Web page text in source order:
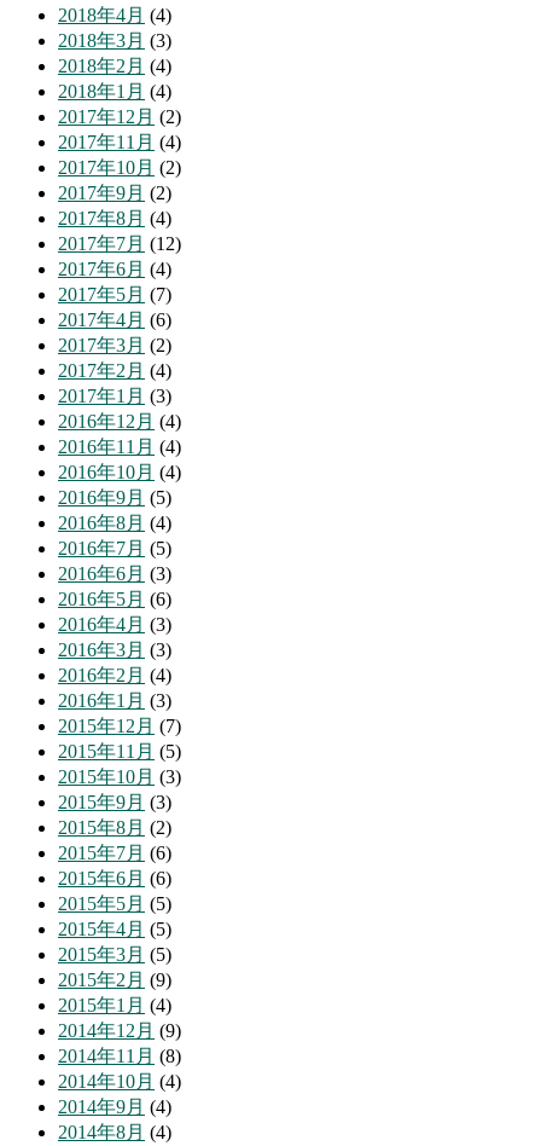
2018年4月 (4)
2018年3月 (3)
2018年2月 (4)
2018年1月 (4)
2017年12月 (2)
2017年11月 (4)
2017年10月 (2)
2017年9月 (2)
2017年8月 (4)
2017年7月 (12)
2017年6月 (4)
2017年5月 (7)
2017年4月 (6)
2017年3月 (2)
2017年2月 (4)
2017年1月 (3)
2016年12月 (4)
2016年11月 (4)
2016年10月 (4)
2016年9月 (5)
2016年8月 (4)
2016年7月 (5)
2016年6月 (3)
2016年5月 (6)
2016年4月 (3)
2016年3月 (3)
2016年2月 (4)
2016年1月 (3)
2015年12月 (7)
2015年11月 (5)
2015年10月 (3)
2015年9月 (3)
2015年8月 (2)
2015年7月 (6)
2015年6月 (6)
2015年5月 (5)
2015年4月 (5)
2015年3月 (5)
2015年2月 (9)
2015年1月 (4)
2014年12月 (9)
2014年11月 (8)
2014年10月 (4)
2014年9月 (4)
2014年8月 (4)